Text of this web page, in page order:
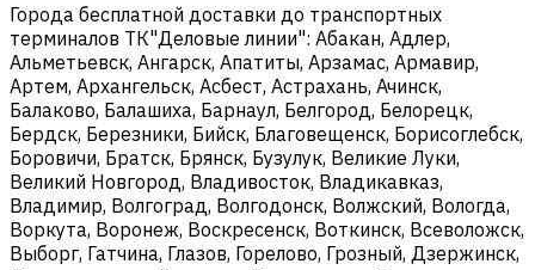
Города бесплатной доставки до транспортных
терминалов ТК"Деловые линии": Абакан, Адлер,
Альметьевск, Ангарск, Апатиты, Арзамас, Армавир,
Артем, Архангельск, Асбест, Астрахань, Ачинск,
Балаково, Балашиха, Барнаул, Белгород, Белорецк,
Бердск, Березники, Бийск, Благовещенск, Борисоглебск,
Боровичи, Братск, Брянск, Бузулук, Великие Луки,
Великий Новгород, Владивосток, Владикавказ,
Владимир, Волгоград, Волгодонск, Волжский, Вологда,
Воркута, Воронеж, Воскресенск, Воткинск, Всеволожск,
Выборг, Гатчина, Глазов, Горелово, Грозный, Дзержинск,